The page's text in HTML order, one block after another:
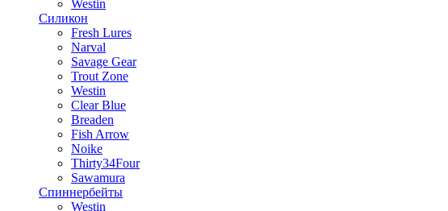
Westin
Силикон
Fresh Lures
Narval
Savage Gear
Trout Zone
Westin
Clear Blue
Breaden
Fish Arrow
Noike
Thirty34Four
Sawamura
Спиннербейты
Westin